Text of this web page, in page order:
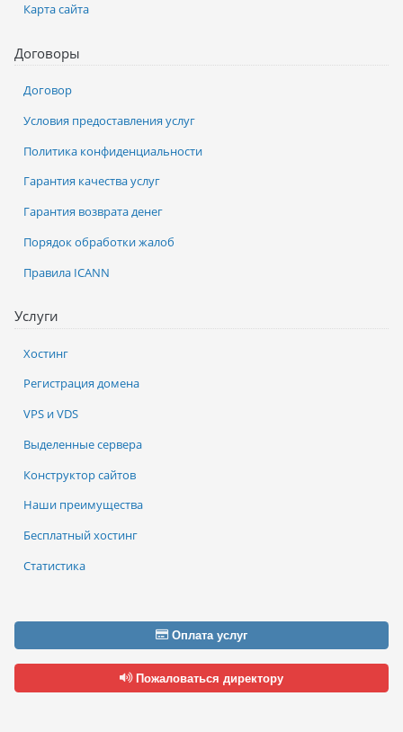
Услуги
Хостинг
Регистрация домена
VPS и VDS
Выделенные сервера
Конструктор сайтов
Наши преимущества
Бесплатный хостинг
Статистика
Карта сайта
Договоры
Договор
Условия предоставления услуг
Политика конфиденциальности
Гарантия качества услуг
Гарантия возврата денег
Порядок обработки жалоб
Правила ICANN
Оплата услуг
Пожаловаться директору